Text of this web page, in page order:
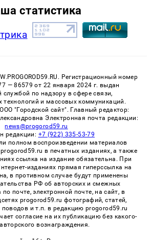
статистика
Регистрационный номер
86579 от 22 января 2024 г. выдан
службой по надзору в сфере связи,
и массовых коммуникаций.
"Городской сайт". Главный редактор:
Электронная почта редакции:
news@progorod59.ru
редакции: +7 (922) 335-53-79
полном воспроизведении материалов
в печатных изданиях, а также
ссылка на издание обязательна. При
изданиях прямая гиперссылка на
в противном случае будут применены
РФ об авторских и смежных
почте, электронной почте, на сайт, в
progorod59.ru фотографий, статей,
и т.п. в редакцию progorod59.ru
согласие на их публикацию без какого-
вознаграждения.